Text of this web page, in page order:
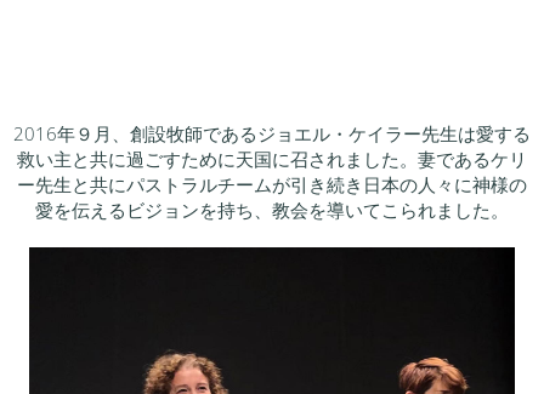
2016年９月、創設牧師であるジョエル・ケイラー先生は愛する
救い主と共に過ごすために天国に召されました。妻であるケリ
ー先生と共にパストラルチームが引き続き日本の人々に神様の
愛を伝えるビジョンを持ち、教会を導いてこられました。